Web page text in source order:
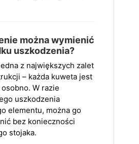
można wymienić
uszkodzenia?
z największych zalet
– każda kuweta jest
W razie
uszkodzenia
elementu, można go
bez konieczności
stojaka.